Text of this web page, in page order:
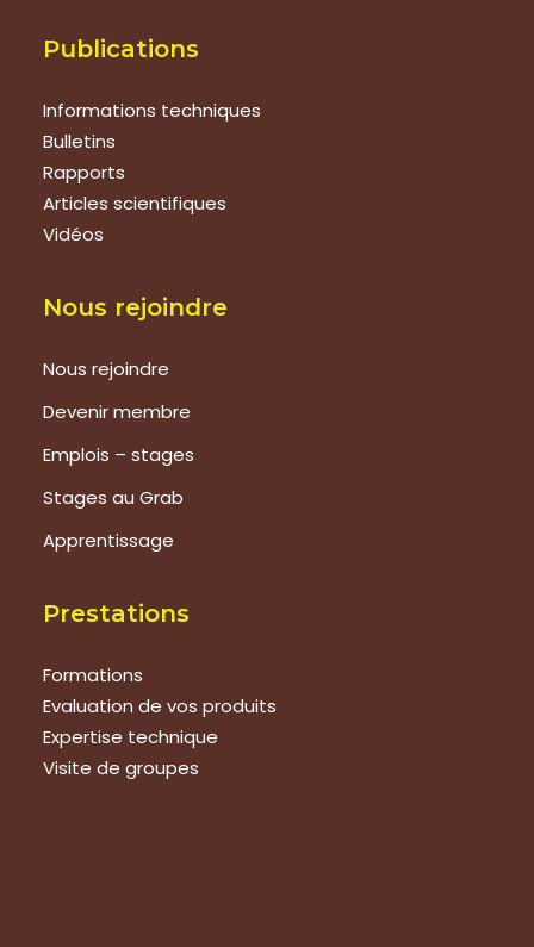
Publications
Informations techniques
Bulletins
Rapports
Articles scientifiques
Vidéos
Nous rejoindre
Nous rejoindre
Devenir membre
Emplois – stages
Stages au Grab
Apprentissage
Prestations
Formations
Evaluation de vos produits
Expertise technique
Visite de groupes